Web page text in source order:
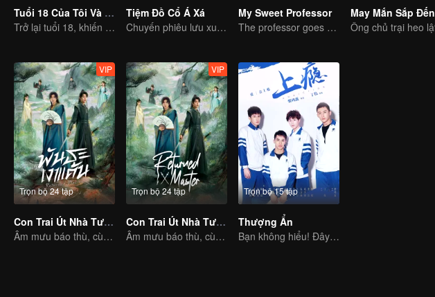
Tuổi 18 Của Tôi Và Bố
Trở lại tuổi 18, khiến bố đổi đời
Tiệm Đồ Cổ Á Xá
Chuyến phiêu lưu xuyên thời gian của Cao Vỹ Quang và Lương Tĩnh Khang
My Sweet Professor
The professor goes back to campus as a student.
May Mắn Sắp Đến
Trọn bộ 24 tập
VIP
Con Trai Út Nhà Tướng Quân (Bản Tiếng Thái)
Âm mưu báo thù, cùng kết tình nghĩa
Trọn bộ 24 tập
VIP
Con Trai Út Nhà Tướng Quân
Âm mưu báo thù, cùng kết tình nghĩa
Trọn bộ 15 tập
Thượng Ẩn
Bạn không hiểu! Đây cũng là tình yêu